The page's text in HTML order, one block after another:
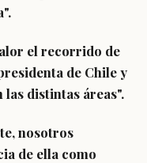
el recorrido de
de Chile y
las distintas áreas".
nosotros
de ella como